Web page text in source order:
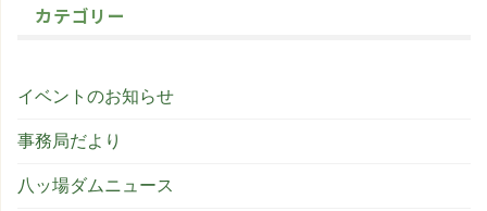
カテゴリー
イベントのお知らせ
事務局だより
八ッ場ダムニュース